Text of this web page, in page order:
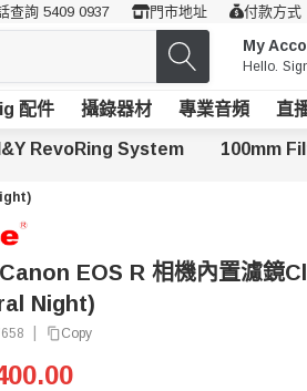
查詢 5409 0937 門市地址 付款方式
My
Hello.
配件 攝錄器材 專業音頻 直
RevoRing System 100mm
EOS R 相機內置濾鏡
Night)
Copy